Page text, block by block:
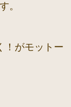
。
！がモットー